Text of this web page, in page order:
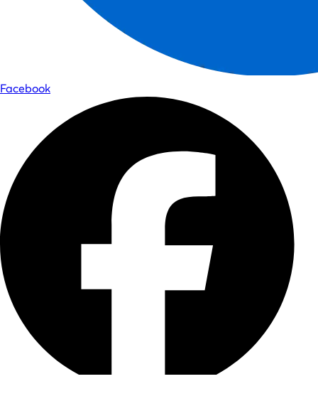
Facebook